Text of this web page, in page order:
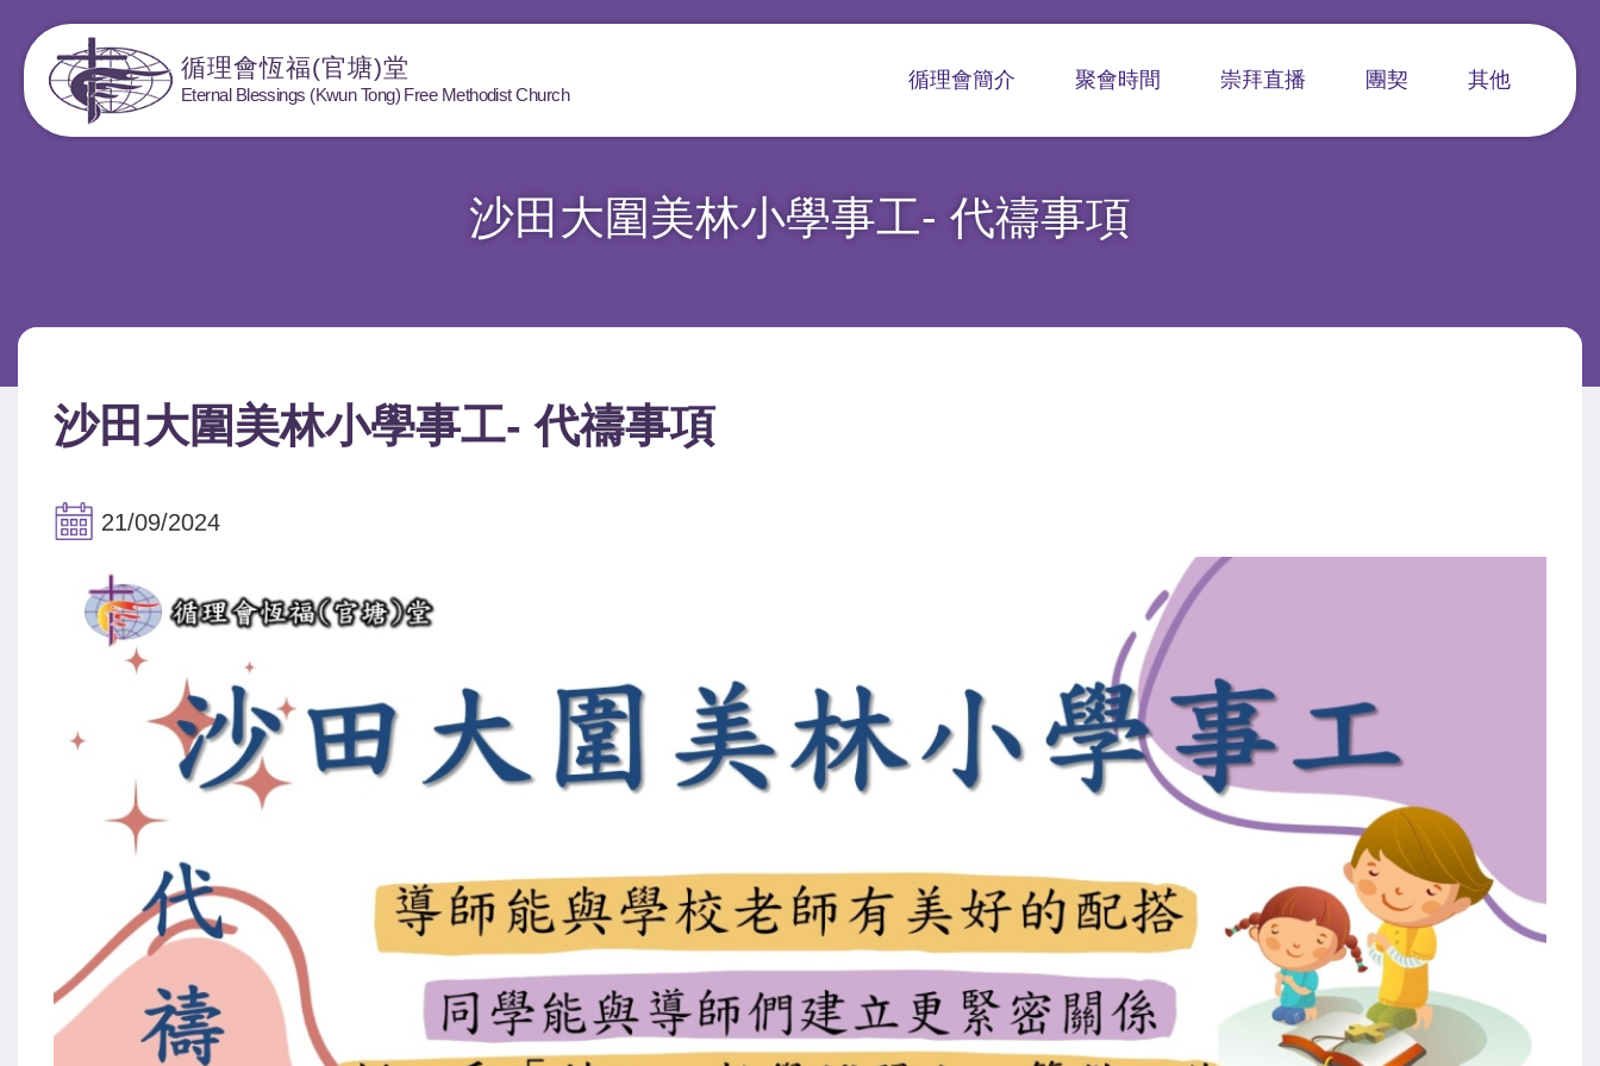
循理會恆福(官塘)堂
Eternal Blessings (Kwun Tong) Free Methodist Church
循理會簡介 聚會時間 崇拜直播 團契 其他
沙田大圍美林小學事工- 代禱事項
沙田大圍美林小學事工- 代禱事項
21/09/2024